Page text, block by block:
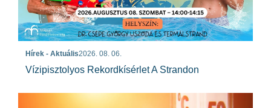
Hírek - Aktuális2026. 08. 06.
Vízipisztolyos Rekordkísérlet A Strandon